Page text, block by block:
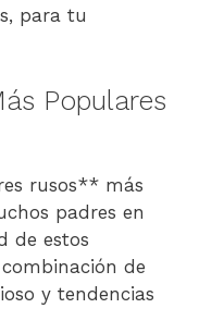
para tu
Populares
rusos** más
padres en
de estos
de
y tendencias